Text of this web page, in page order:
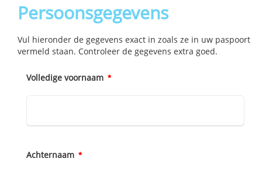
Persoonsgegevens
Vul hieronder de gegevens exact in zoals ze in uw paspoort
vermeld staan. Controleer de gegevens extra goed.
Volledige voornaam
Achternaam